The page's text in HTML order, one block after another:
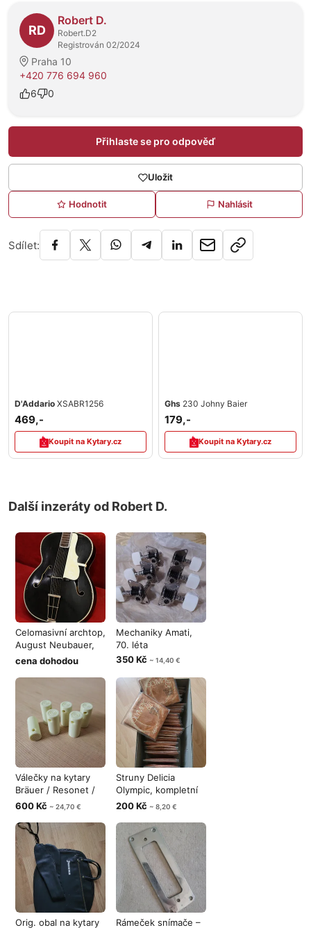
O prodejci
RD
Robert D.
Robert.D2
Registrován 02/2024
Praha 10
+420 776 694 960
6
0
Přihlaste se pro odpověď
Uložit
Hodnotit Nahlásit
Sdílet:
D'Addario XSABR1256
469,-
Koupit na Kytary.cz
Ghs 230 Johny Baier
179,-
Koupit na Kytary.cz
Další inzeráty od Robert D.
Celomasivní archtop,
August Neubauer,
50. lét
cena dohodou
Mechaniky Amati,
70. léta
350 Kč ~ 14,40 €
Válečky na kytary
Bräuer / Resonet /
Cremona
600 Kč ~ 24,70 €
Struny Delicia
Olympic, kompletní
sady
200 Kč ~ 8,20 €
Orig. obal na kytary
Rámeček snímače –